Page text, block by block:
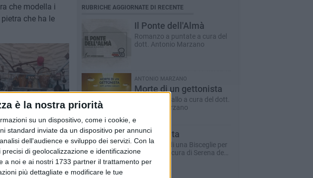
è la nostra priorità
su un dispositivo, come i cookie, e
standard inviate da un dispositivo per annunci
dell'audience e sviluppo dei servizi. Con la
di geolocalizzazione e identificazione
a noi e ai nostri 1733 partner il trattamento per
più dettagliate e modificare le tue
che modella i
che ha le
RUBRICHE AGGIORNATE DI RECENTE
Il Ponte dell'Almà
Romanzo a puntate a cura del
dott. Antonio Marzano
ANTONIO MARZANO
Morte di un gettonista
Racconto giallo a cura del dott.
Antonio Marzano
Dare la vita
Il racconto di una Bisceglie per
il Sociale - a cura di Serena de
Musso